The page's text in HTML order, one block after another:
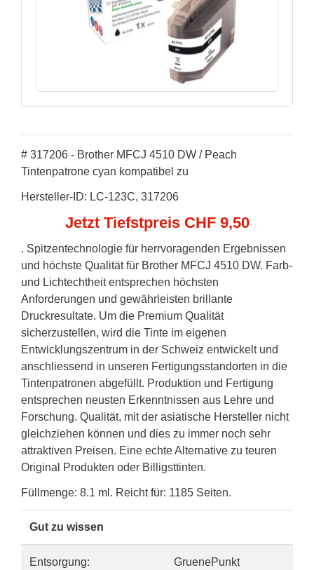
# 317206 - Brother MFCJ 4510 DW / Peach
Tintenpatrone cyan kompatibel zu
Hersteller-ID: LC-123C, 317206
Jetzt Tiefstpreis CHF 9,50
. Spitzentechnologie für herrvoragenden Ergebnissen
und höchste Qualität für Brother MFCJ 4510 DW. Farb-
und Lichtechtheit entsprechen höchsten
Anforderungen und gewährleisten brillante
Druckresultate. Um die Premium Qualität
sicherzustellen, wird die Tinte im eigenen
Entwicklungszentrum in der Schweiz entwickelt und
anschliessend in unseren Fertigungsstandorten in die
Tintenpatronen abgefüllt. Produktion und Fertigung
entsprechen neusten Erkenntnissen aus Lehre und
Forschung. Qualität, mit der asiatische Hersteller nicht
gleichziehen können und dies zu immer noch sehr
attraktiven Preisen. Eine echte Alternative zu teuren
Original Produkten oder Billigsttinten.
Füllmenge: 8.1 ml. Reicht für: 1185 Seiten.
Gut zu wissen
Entsorgung: GruenePunkt